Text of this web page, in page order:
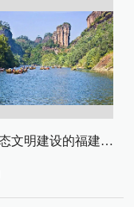
数字生态文明建设的福建路径与启示